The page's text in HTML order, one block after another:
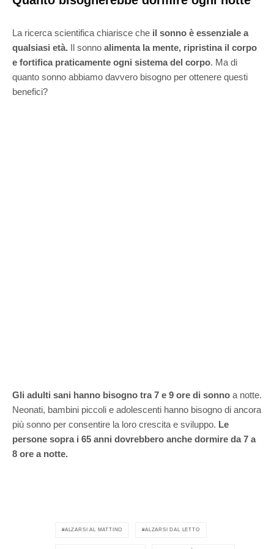
La ricerca scientifica chiarisce che il sonno è essenziale a
qualsiasi età. Il sonno alimenta la mente, ripristina il corpo
e fortifica praticamente ogni sistema del corpo. Ma di
quanto sonno abbiamo davvero bisogno per ottenere questi
benefici?
Gli adulti sani hanno bisogno tra 7 e 9 ore di sonno a notte.
Neonati, bambini piccoli e adolescenti hanno bisogno di ancora
più sonno per consentire la loro crescita e sviluppo. Le
persone sopra i 65 anni dovrebbero anche dormire da 7 a
8 ore a notte.
ALZARSI AL MATTINO ALZARSI DAL LETTO